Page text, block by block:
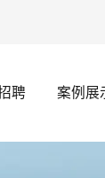
聘 案例展